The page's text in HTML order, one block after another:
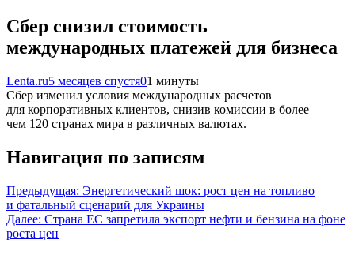
Сбер снизил стоимость
международных платежей для бизнеса
Lenta.ru5 месяцев спустя01 минуты
Сбер изменил условия международных расчетов
для корпоративных клиентов, снизив комиссии в более
чем 120 странах мира в различных валютах.
Навигация по записям
Предыдущая: Энергетический шок: рост цен на топливо
и фатальный сценарий для Украины
Далее: Страна ЕС запретила экспорт нефти и бензина на фоне
роста цен